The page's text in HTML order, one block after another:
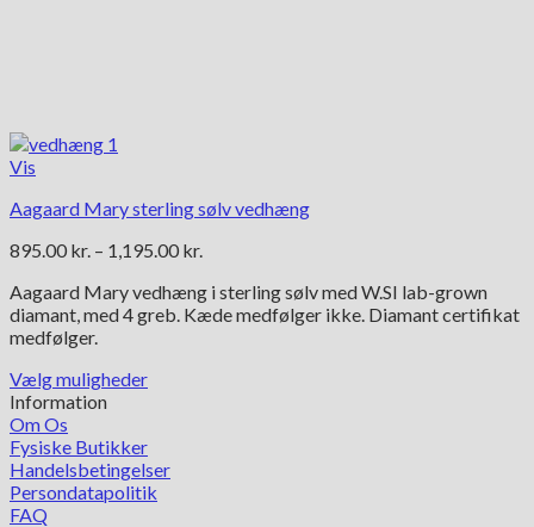
Vis
Aagaard Mary sterling sølv vedhæng
895.00 kr. – 1,195.00 kr.
til
1,195.00 kr.
Aagaard Mary vedhæng i sterling sølv med W.SI lab-grown
diamant, med 4 greb. Kæde medfølger ikke. Diamant certifikat
medfølger.
Vælg muligheder
Dette
vare
har
flere
varianter.
Mulighederne
Information
Om Os
Fysiske Butikker
Handelsbetingelser
Persondatapolitik
FAQ